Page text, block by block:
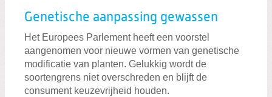
Genetische aanpassing gewassen
Het Europees Parlement heeft een voorstel
aangenomen voor nieuwe vormen van genetische
modificatie van planten. Gelukkig wordt de
soortengrens niet overschreden en blijft de
consument keuzevrijheid houden.